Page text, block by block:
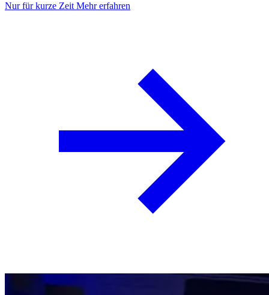
Nur für kurze Zeit Mehr erfahren